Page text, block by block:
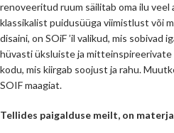
renoveeritud ruum säilitab oma ilu
klassikalist puidusüüga viimistlust või
disaini, on SOiF ’il valikud, mis sobivad
hüvasti üksluiste ja
kodu, mis kiirgab soojust ja rahu.
SOIF maagiat.
Tellides paigalduse meilt, on